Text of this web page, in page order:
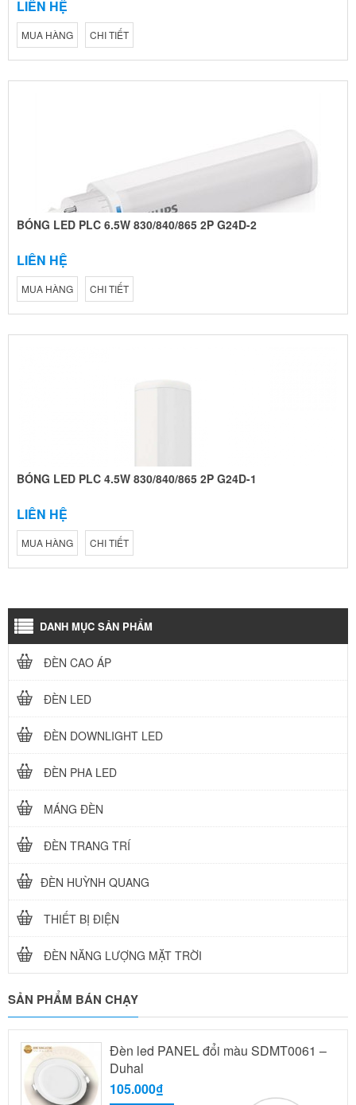
LIÊN HỆ
MUA HÀNG CHI TIẾT
BÓNG LED PLC 6.5W 830/840/865 2P G24D-2
LIÊN HỆ
MUA HÀNG CHI TIẾT
BÓNG LED PLC 4.5W 830/840/865 2P G24D-1
LIÊN HỆ
MUA HÀNG CHI TIẾT
DANH MỤC SẢN PHẨM
ĐÈN CAO ÁP
ĐÈN LED
ĐÈN DOWNLIGHT LED
ĐÈN PHA LED
MÁNG ĐÈN
ĐÈN TRANG TRÍ
ĐÈN HUỲNH QUANG
THIẾT BỊ ĐIỆN
ĐÈN NĂNG LƯỢNG MẶT TRỜI
SẢN PHẨM BÁN CHẠY
Đèn led PANEL đổi màu SDMT0061 –
Duhal
105.000₫